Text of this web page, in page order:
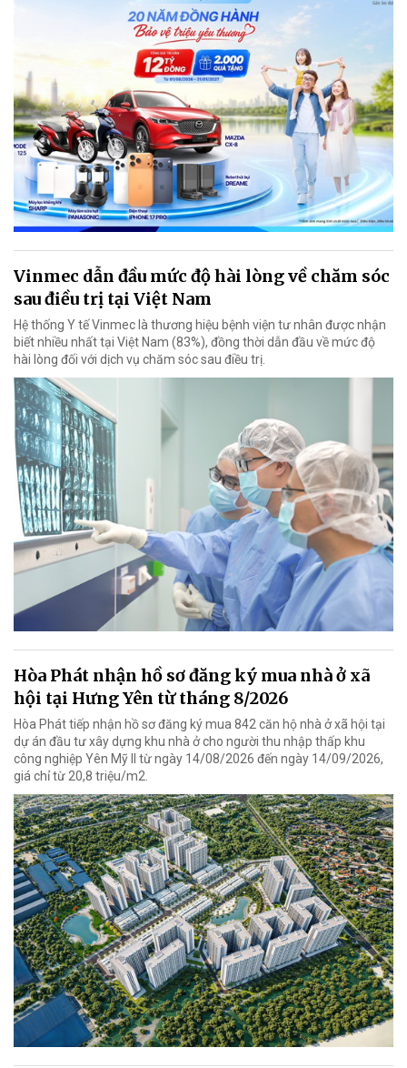
Vinmec dẫn đầu mức độ hài lòng về chăm sóc
sau điều trị tại Việt Nam
Hệ thống Y tế Vinmec là thương hiệu bệnh viện tư nhân được nhận
biết nhiều nhất tại Việt Nam (83%), đồng thời dẫn đầu về mức độ
hài lòng đối với dịch vụ chăm sóc sau điều trị.
Hòa Phát nhận hồ sơ đăng ký mua nhà ở xã
hội tại Hưng Yên từ tháng 8/2026
Hòa Phát tiếp nhận hồ sơ đăng ký mua 842 căn hộ nhà ở xã hội tại
dự án đầu tư xây dựng khu nhà ở cho người thu nhập thấp khu
công nghiệp Yên Mỹ II từ ngày 14/08/2026 đến ngày 14/09/2026,
giá chỉ từ 20,8 triệu/m2.